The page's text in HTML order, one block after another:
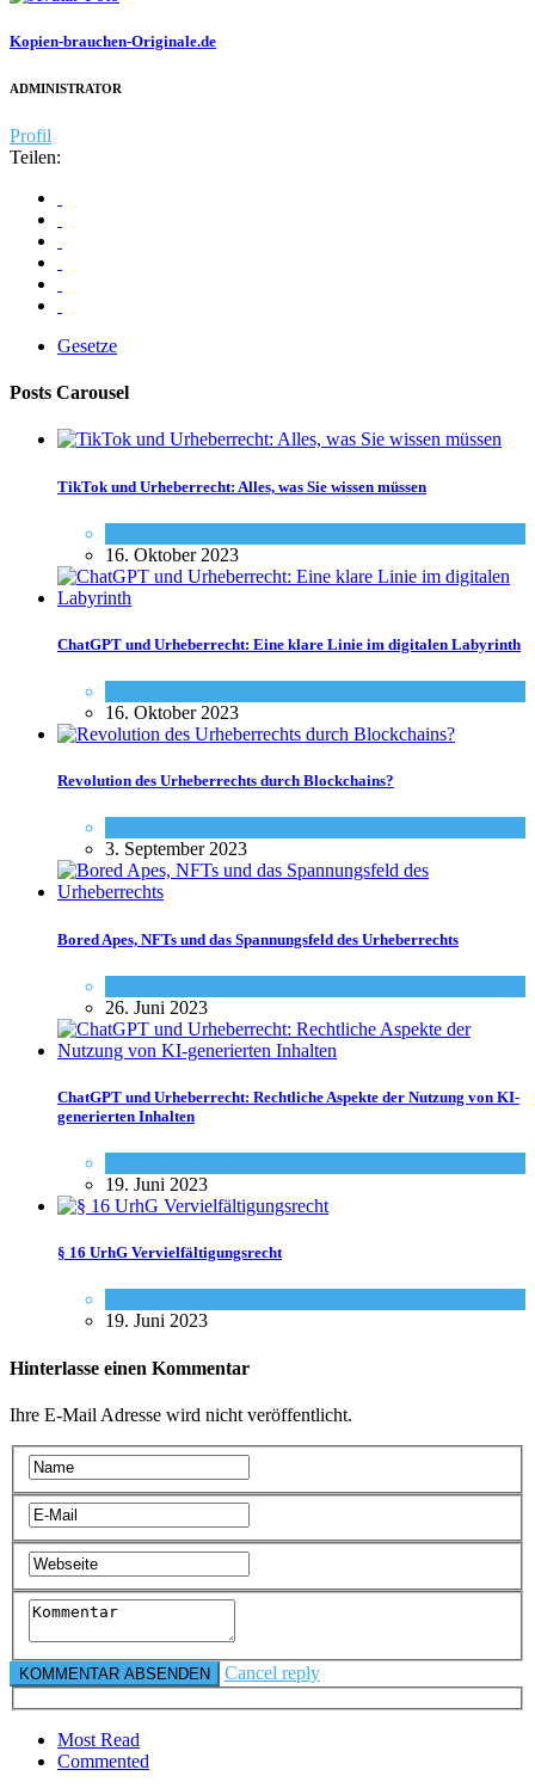
Kopien-brauchen-Originale.de
ADMINISTRATOR
Profil
Teilen:
Gesetze
Posts Carousel
TikTok und Urheberrecht: Alles, was Sie wissen müssen
16. Oktober 2023
ChatGPT und Urheberrecht: Eine klare Linie im digitalen Labyrinth
16. Oktober 2023
Revolution des Urheberrechts durch Blockchains?
3. September 2023
Bored Apes, NFTs und das Spannungsfeld des Urheberrechts
26. Juni 2023
ChatGPT und Urheberrecht: Rechtliche Aspekte der Nutzung von KI-
generierten Inhalten
19. Juni 2023
§ 16 UrhG Vervielfältigungsrecht
19. Juni 2023
Hinterlasse einen Kommentar
Ihre E-Mail Adresse wird nicht veröffentlicht.
Cancel reply
Most Read
Commented